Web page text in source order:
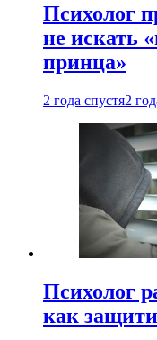
Психолог
не искать
принца»
2 года спустя2
Психолог
как